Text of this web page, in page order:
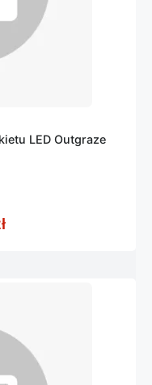
LED Outgraze